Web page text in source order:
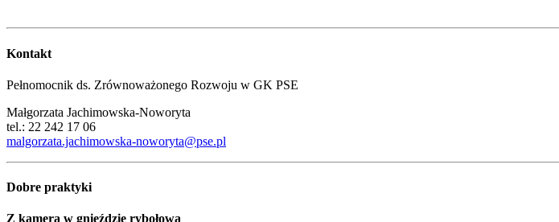
Kontakt
Pełnomocnik ds. Zrównoważonego Rozwoju w GK PSE
Małgorzata Jachimowska-Noworyta
tel.: 22 242 17 06
malgorzata.jachimowska-noworyta@pse.pl
Dobre praktyki
Z kamerą w gnieździe rybołowa